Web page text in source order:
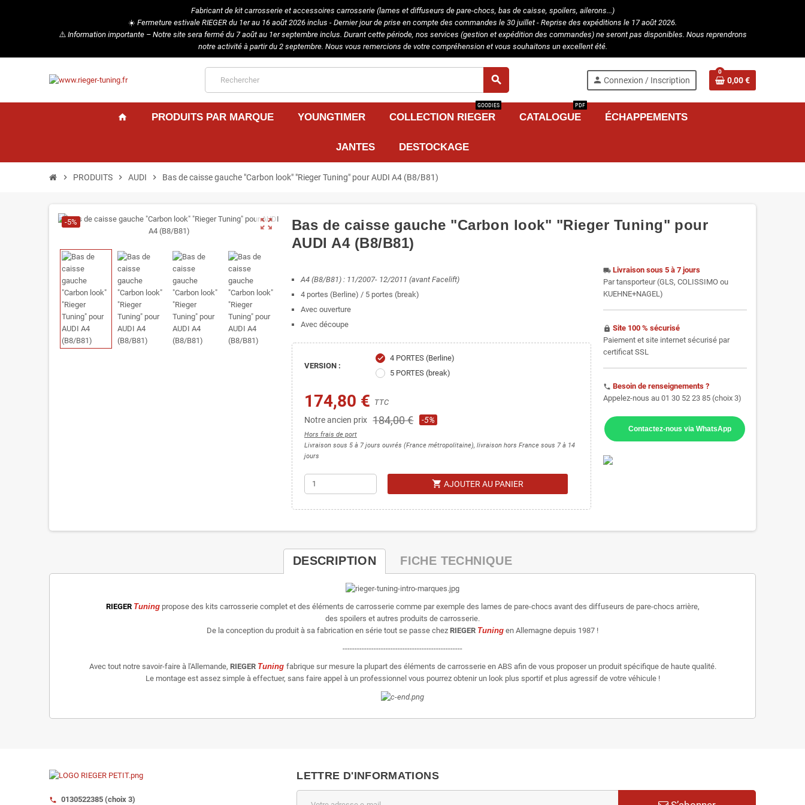
Fabricant de kit carrosserie et accessoires carrosserie (lames et diffuseurs de pare-chocs, bas de caisse, spoilers, ailerons...)
☀️ Fermeture estivale RIEGER du 1er au 16 août 2026 inclus - Dernier jour de prise en compte des commandes le 30 juillet - Reprise des expéditions le 17 août 2026.
⚠️Information importante – Notre site sera fermé du 7 août au 1er septembre inclus. Durant cette période, nos services (gestion et expédition des commandes) ne seront pas disponibles. Nous reprendrons
notre activité à partir du 2 septembre. Nous vous remercions de votre compréhension et vous souhaitons un excellent été.
search person Connexion / Inscription
0
0,00 €
home PRODUITS PAR MARQUE YOUNGTIMER COLLECTION RIEGER
GOODIES
CATALOGUE
PDF
ÉCHAPPEMENTS
JANTES DESTOCKAGE
chevron_right PRODUITS chevron_right AUDI chevron_right Bas de caisse gauche "Carbon look" "Rieger Tuning" pour AUDI A4 (B8/B81)
zoom_out_map
-5%
Bas de caisse gauche "Carbon look" "Rieger Tuning" pour
AUDI A4 (B8/B81)
A4 (B8/B81) : 11/2007- 12/2011 (avant Facelift)
4 portes (Berline) / 5 portes (break)
Avec ouverture
Avec découpe
VERSION :
check
4 PORTES (Berline)
5 PORTES (break)
174,80 € TTC
Notre ancien prix 184,00 € -5%
Hors frais de port
Livraison sous 5 à 7 jours ouvrés (France métropolitaine), livraison hors France sous 7 à 14
jours
shopping_cart AJOUTER AU PANIER
local_shipping Livraison sous 5 à 7 jours
Par tansporteur (GLS, COLISSIMO ou
KUEHNE+NAGEL)
https Site 100 % sécurisé
Paiement et site internet sécurisé par
certificat SSL
phone Besoin de renseignements ?
Appelez-nous au 01 30 52 23 85 (choix 3)
Contactez-nous via WhatsApp
DESCRIPTION FICHE TECHNIQUE
RIEGER Tuningpropose des kits carrosserie complet et des éléments de carrosserie comme par exemple des lames de pare-chocs avant des diffuseurs de pare-chocs arrière,
des spoilers et autres produits de carrosserie.
De la conception du produit à sa fabrication en série tout se passe chez RIEGER Tuning en Allemagne depuis 1987 !
--------------------------------------------------
Avec tout notre savoir-faire à l'Allemande, RIEGER Tuning fabrique sur mesure la plupart des éléments de carrosserie en ABS afin de vous proposer un produit spécifique de haute qualité.
Le montage est assez simple à effectuer, sans faire appel à un professionnel vous pourrez obtenir un look plus sportif et plus agressif de votre véhicule !
call 0130522385 (choix 3)
LETTRE D'INFORMATIONS